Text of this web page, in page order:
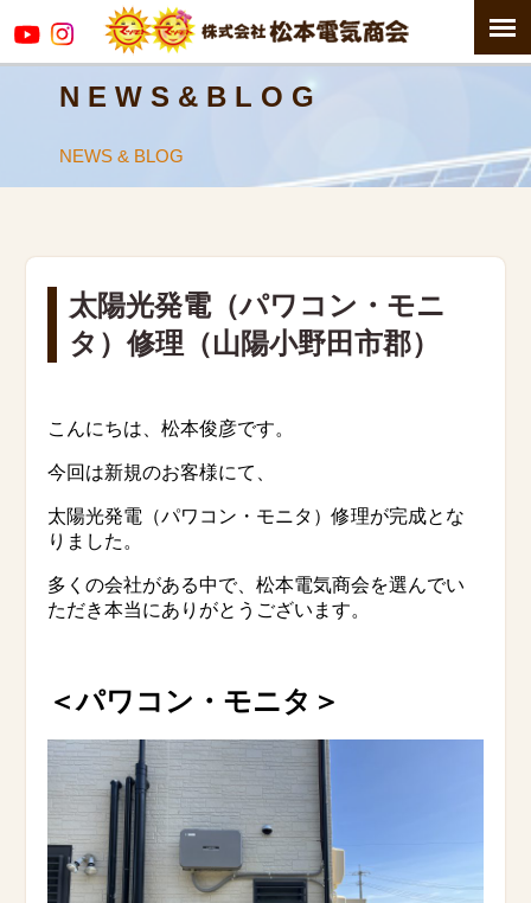
N E W S & B L O G
NEWS & BLOG
太陽光発電（パワコン・モニ
タ）修理（山陽小野田市郡）
こんにちは、松本俊彦です。
今回は新規のお客様にて、
太陽光発電（パワコン・モニタ）修理が完成とな
りました。
多くの会社がある中で、松本電気商会を選んでい
ただき本当にありがとうございます。
＜パワコン・モニタ ＞